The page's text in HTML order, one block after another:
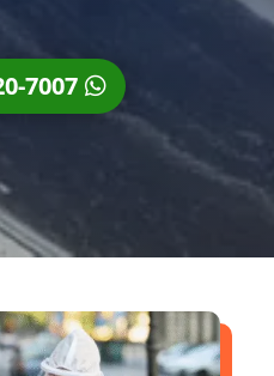
7007